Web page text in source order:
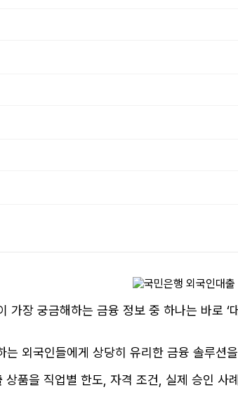
장 궁금해하는 금융 정보 중 하나는 바로
는 외국인들에게 상당히 유리한 금융 솔루션
상품을 직업별 한도, 자격 조건, 실제 승인 사